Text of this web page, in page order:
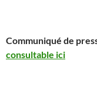
Communiqué de
consultable ici